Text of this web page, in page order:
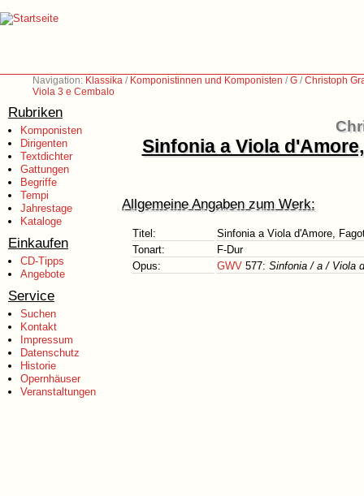
Navigation: Klassika / Komponistinnen und Komponisten /G /Christoph
Viola 3 e Cembalo
Rubriken
Komponisten
Dirigenten
Textdichter
Gattungen
Begriffe
Tempi
Jahrestage
Kataloge
Einkaufen
CD-Tipps
Angebote
Service
Suchen
Kontakt
Impressum
Datenschutz
Historie
Opernhäuser
Veranstaltungen
Sinfonia a Viola
Allgemeine Angaben zum Werk:
Titel:
Sinfonia a Viola d'Amore,
Tonart:
F-Dur
Opus:
GWV 577: Sinfonia / a / Viola